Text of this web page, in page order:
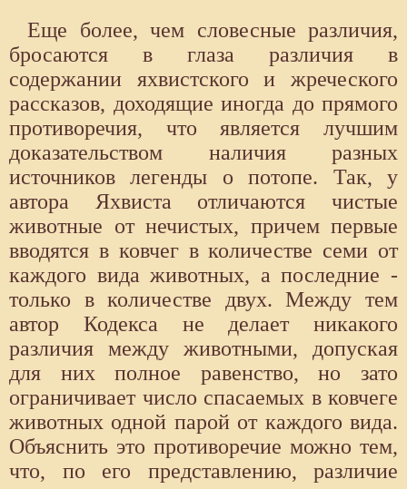
Еще более, чем словесные различия,
бросаются в глаза различия в
содержании яхвистского и жреческого
рассказов, доходящие иногда до прямого
противоречия, что является лучшим
доказательством наличия разных
источников легенды о потопе. Так, у
автора Яхвиста отличаются чистые
животные от нечистых, причем первые
вводятся в ковчег в количестве семи от
каждого вида животных, а последние -
только в количестве двух. Между тем
автор Кодекса не делает никакого
различия между животными, допуская
для них полное равенство, но зато
ограничивает число спасаемых в ковчеге
животных одной парой от каждого вида.
Объяснить это противоречие можно тем,
что, по его представлению, различие